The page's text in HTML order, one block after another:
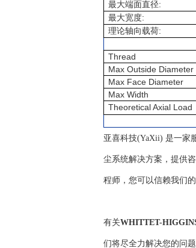
最大端面直径:
最大宽度:
理论轴向载荷:
Thread
Max Outside Diameter
Max Face Diameter
Max Width
Theoretical Axial Load
亚喜科技(YaXii) 是一家
尘系统解决方案，提供
程师，您可以信赖我们
有关WHITTET-
们将尽全力解决您的问题